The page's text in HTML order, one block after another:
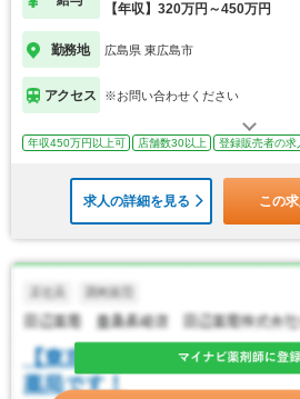
【年収】320万円～450万円
勤務地 広島県 東広島市
アクセス ※お問い合わせください
年収450万円以上可 店舗数30以上 登録販売者の求
求人の詳細を見る この